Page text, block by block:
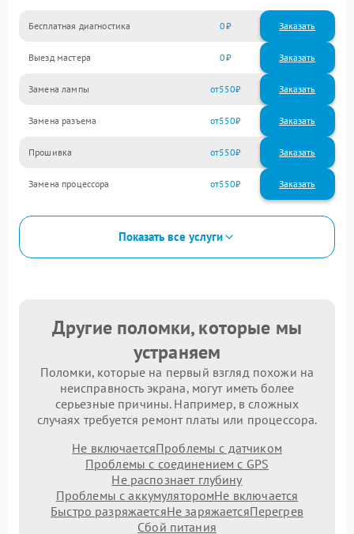
Бесплатная диагностика 0 Заказать
Выезд мастера 0 Заказать
Замена лампы 550
Замена разъема 550
Прошивка 550
Замена процессора 550
Показать все услуги
Другие поломки, которые мы
устраняем
Поломки, которые на первый взгляд похожи на
неисправность экрана, могут иметь более
серьезные причины. Например, в сложных
случаях требуется ремонт платы или процессора.
Не включаетсяПроблемы с датчиком
Проблемы с соединением с GPS
Не распознает глубину
Проблемы с аккумуляторомНе включается
Быстро разряжаетсяНе заряжаетсяПерегрев
Сбой питания